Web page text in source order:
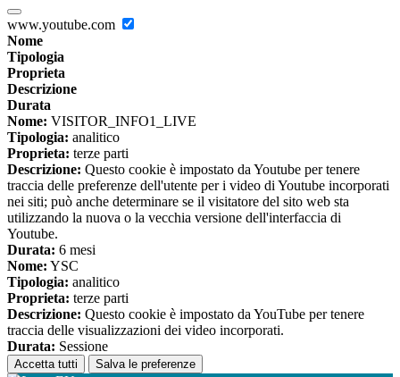
www.youtube.com
Nome
Tipologia
Proprieta
Descrizione
Durata
Nome: VISITOR_INFO1_LIVE
Tipologia: analitico
Proprieta: terze parti
Descrizione: Questo cookie è impostato da Youtube per tenere
traccia delle preferenze dell'utente per i video di Youtube incorporati
nei siti; può anche determinare se il visitatore del sito web sta
utilizzando la nuova o la vecchia versione dell'interfaccia di
Youtube.
Durata: 6 mesi
Nome: YSC
Tipologia: analitico
Proprieta: terze parti
Descrizione: Questo cookie è impostato da YouTube per tenere
traccia delle visualizzazioni dei video incorporati.
Durata: Sessione
Accetta tutti Salva le preferenze